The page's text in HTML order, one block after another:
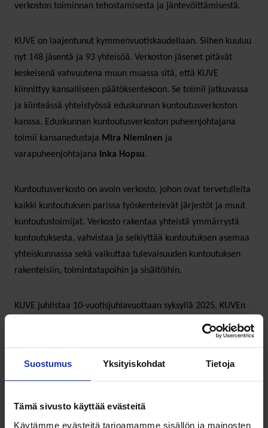
Suostumus Yksityiskohdat Tietoja
Tämä sivusto käyttää evästeitä
Käytämme evästeitä tarjoamamme sisällön ja mainosten
verkoston toiminnan tehostamisesta ja jäntevöittämisestä.
KUVE on laajentunut kymmenvuotiskaudellaan. Siihen kuuluu
nyt 148 jäsentä ja 93 yhteisöä. Verkoston jäsenet pitävät
keskeisenä vahvuutena muun muassa sitä, että KUVE
kiinnittyy kansalliseen päätöksentekoon. Se toimii jatkuvassa
ja kiinteässä yhteistyössä eduskunnan kuntoutusverkoston
kanssa. Eduskunnan kuntoutusverkoston puheenjohtajana
toimii kansanedustaja Mira Nieminen ja
varapuheenjohtajana
Inka Hopsu.
Kuntoutusverkosto on avoin verkosto, johon ovat tervetulleita
kaikki kuntoutuksen parissa työskentelevät järjestöt ja muut
kuntoutustoimijat. Verkosto rakentaa yhteistä ymmärrystä
kuntoutuksesta, vahvistaa ja selkiyttää kuntoutuksen asemaa
yhteiskunnassa sekä vaikuttaa tulevaisuuden kuntoutuksen
rakenteisiin, toimintatapoihin ja sisältöihin.
KUVE juhlistaa 10-vuotisjuhlavuottaan syksyllä 2025. KUVEn
koordinaattoreina toimivat SOSTE ja Kuntoutussäätiö.